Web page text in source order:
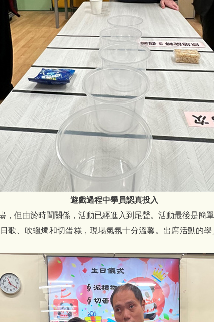
遊戲過程中學員認真投入
，但由於時間關係，活動已經進入到尾聲。活動最後是簡
歌、吹蠟燭和切蛋糕，現場氣氛十分溫馨。出席活動的